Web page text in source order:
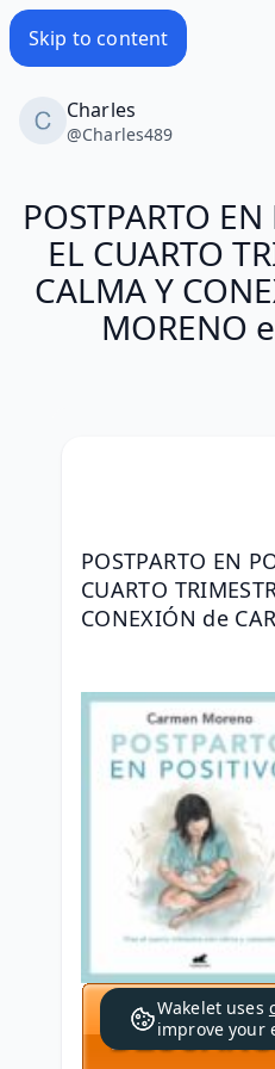
Skip to content
Charles
@Charles489
POSTPARTO
EL CUARTO
CALMA Y
MORENO
POSTPARTO EN
CUARTO
CONEXIÓN de
Wakelet uses
improve your